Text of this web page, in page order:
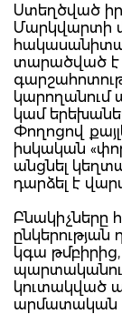
Ստեղծված
Մարկվարտի
տարածված է
կարողանում
կամ
Փողոցով
իսկական
անցնել
դարձել է
Բնակիչները
ընկերության
կգա թմբիրից,
կուտակված
արմատական